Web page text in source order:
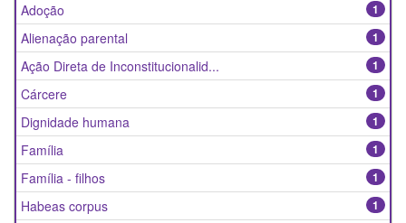
1
Adoção
1
Alienação parental
1
Ação Direta de Inconstitucionalid...
1
Cárcere
1
Dignidade humana
1
Família
1
Família - filhos
1
Habeas corpus